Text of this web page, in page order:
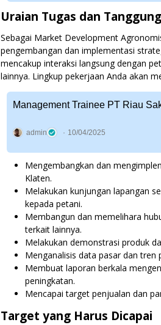
Uraian Tugas dan
Sebagai Market Development
pengembangan dan implementasi
mencakup interaksi langsung dengan
lainnya. Lingkup pekerjaan Anda akan
Management Trainee PT Riau
admin 10/04/2025
Mengembangkan dan
Klaten.
Melakukan kunjungan lapangan
kepada petani.
Membangun dan memelihara
terkait lainnya.
Melakukan demonstrasi produk
Menganalisis data pasar dan
Membuat laporan berkala
peningkatan.
Mencapai target penjualan dan
Target yang Harus Dicapai